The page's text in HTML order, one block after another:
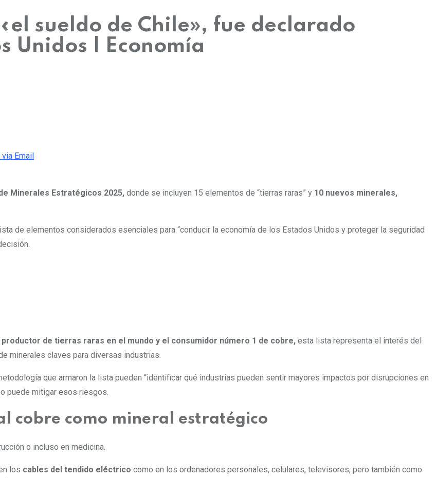
sueldo de Chile», fue declarado
Unidos | Economía
via Email
Minerales Estratégicos 2025, donde se incluyen 15 elementos de “tierras raras” y 10 nuevos minerales,
de elementos considerados esenciales para “conducir la economía de los Estados Unidos y proteger la seguridad
productor de tierras raras en el mundo y el consumidor número 1 de cobre, esta lista representa el interés del
minerales claves para diversas industrias.
que armaron la lista pueden “identificar qué industrias pueden sentir mayores impactos por disrupciones en
puede mitigar esos riesgos.
cobre como mineral estratégico
o incluso en medicina.
los cables del tendido eléctrico como en los ordenadores personales, celulares, televisores, pero también como